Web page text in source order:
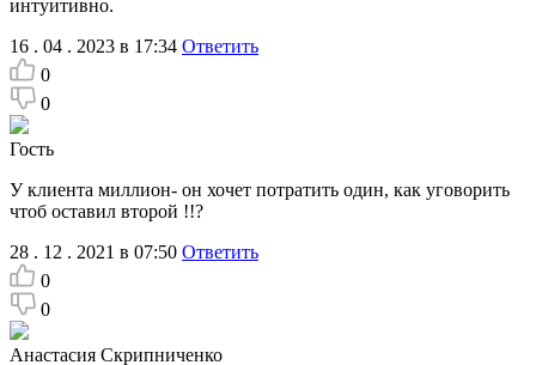
интуитивно.
16 . 04 . 2023 в 17:34 Ответить
0
0
Гость
У клиента миллион- он хочет потратить один, как уговорить
чтоб оставил второй !!?
28 . 12 . 2021 в 07:50 Ответить
0
0
Анастасия Скрипниченко